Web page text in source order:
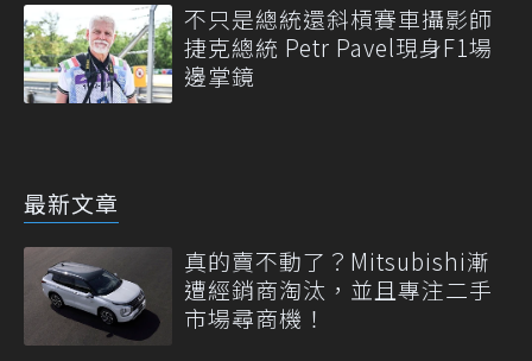
不只是總統還斜槓賽車攝影師
捷克總統 Petr Pavel現身F1場
邊掌鏡
最新文章
真的賣不動了？Mitsubishi漸
遭經銷商淘汰，並且專注二手
市場尋商機！